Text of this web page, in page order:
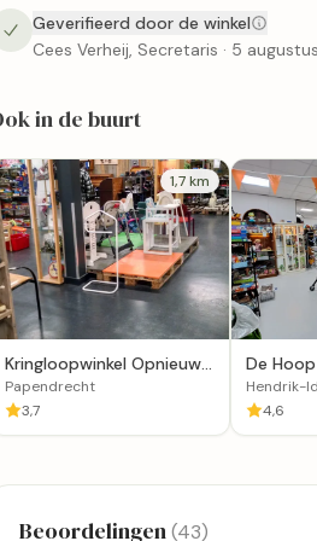
Geverifieerd door de winkel
Cees Verheij, Secretaris · 5
in de buurt
1,7 km
Kringloopwinkel Opnieuw
& Co Papendrecht
Papendrecht
3,7
De
Werkvisie)
Hendrik-
4,6
Beoordelingen(43)